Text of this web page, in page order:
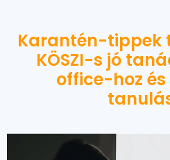
Karantén-tippek
KÖSZI-s jó
office-hoz